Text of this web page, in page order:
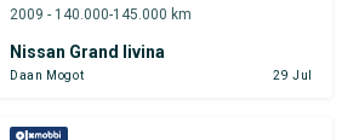
2009 - 140.000-145.000 km
Nissan Grand livina
Daan Mogot 29 Jul